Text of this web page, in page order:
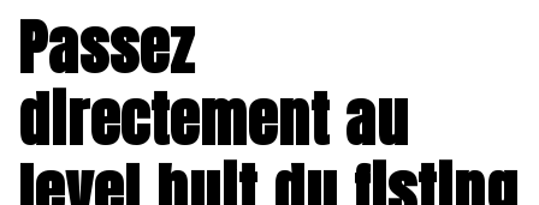
Passez
directement au